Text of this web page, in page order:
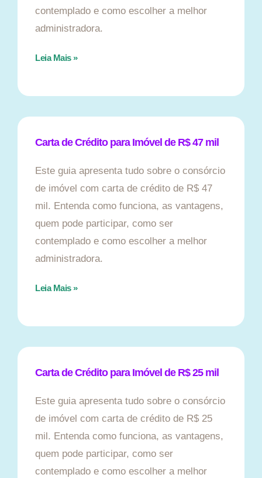
contemplado e como escolher a melhor
administradora.
Leia Mais »
Carta de Crédito para Imóvel de R$ 47 mil
Este guia apresenta tudo sobre o consórcio
de imóvel com carta de crédito de R$ 47
mil. Entenda como funciona, as vantagens,
quem pode participar, como ser
contemplado e como escolher a melhor
administradora.
Leia Mais »
Carta de Crédito para Imóvel de R$ 25 mil
Este guia apresenta tudo sobre o consórcio
de imóvel com carta de crédito de R$ 25
mil. Entenda como funciona, as vantagens,
quem pode participar, como ser
contemplado e como escolher a melhor